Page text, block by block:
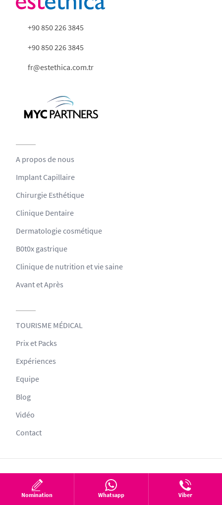
+90 850 226 3845
+90 850 226 3845
fr@estethica.com.tr
A propos de nous
Implant Capillaire
Chirurgie Esthétique
Clinique Dentaire
Dermatologie cosmétique
B0t0x gastrique
Clinique de nutrition et vie saine
Avant et Après
TOURISME MÉDICAL
Prix et Packs
Expériences
Equipe
Blog
Vidéo
Contact
© 2026 All Rights Reserved
Ce site web vise à fournir des informations permettant de protéger et
d'améliorer la santé. Les informations sur la santé figurant sur ce site
Nomination Whatsapp Viber